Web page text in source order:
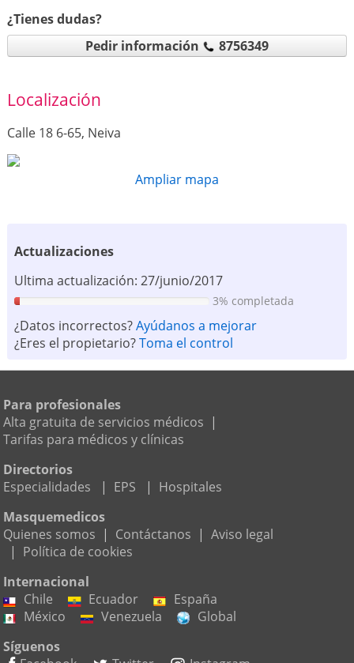
¿Tienes dudas?
Pedir información
8756349
Localización
Calle 18 6-65, Neiva
Ampliar mapa
Actualizaciones
Ultima actualización: 27/junio/2017
3% completada
¿Datos incorrectos?Ayúdanos a mejorar
¿Eres el propietario?Toma el control
Para profesionales
Alta gratuita de servicios médicos |
Tarifas para médicos y clínicas
Directorios
Especialidades
| EPS | Hospitales
Masquemedicos
Quienes somos | Contáctanos | Aviso legal
| Política de cookies
Internacional
Chile
Ecuador
España
México
Venezuela
Global
Síguenos